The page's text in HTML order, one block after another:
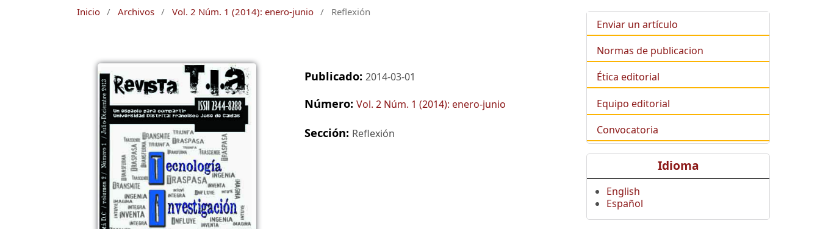
Inicio / Archivos / Vol. 2 Núm. 1 (2014): enero-junio / Reflexión
Publicado: 2014-03-01
Número: Vol. 2 Núm. 1 (2014): enero-junio
Sección: Reflexión
Enviar un artículo
Normas de publicacion
Ética editorial
Equipo editorial
Convocatoria
Idioma
English
Español